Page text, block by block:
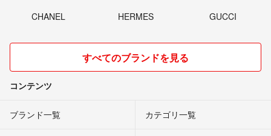
CHANEL HERMES GUCCI
すべてのブランドを見る
コンテンツ
ブランド一覧 カテゴリ一覧